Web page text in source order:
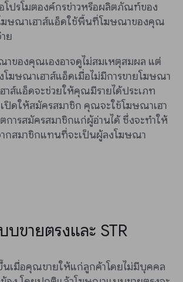
ปรโมตองค์กรข่าวหรือผลิตภัณฑ์ของ
ฆษณาเฮาส์แอ็ดใช้พื้นที่โฆษณาของคุณ
ย
ของคุณเองอาจดูไม่สมเหตุสมผล แต่
ฆษณาเฮาส์แอ็ดเมื่อไม่มีการขายโฆษณา
าส์แอ็ดจะช่วยให้คุณมีรายได้ประเภท
ปิดให้สมัครสมาชิก คุณจะใช้โฆษณาเฮา
การสมัครสมาชิกแก่ผู้อ่านได้ ซึ่งจะทำให้
กสมาชิกแทนที่จะเป็นผู้ลงโฆษณา
บขายตรงและ STR
นเมื่อคุณขายให้แก่ลูกค้าโดยไม่มีบุคคล